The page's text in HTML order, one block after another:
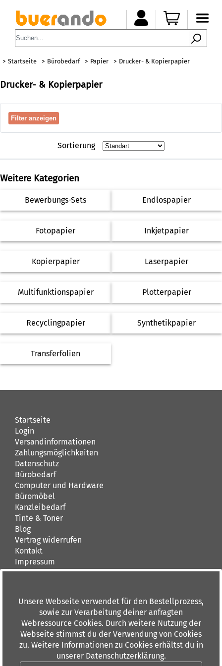
Startseite Bürobedarf Papier Drucker- & Kopierpapier
Drucker- & Kopierpapier
Filter anzeigen
Sortierung
Weitere Kategorien
Bewerbungs-Sets Endlospapier
Fotopapier Inkjetpapier
Kopierpapier Laserpapier
Multifunktionspapier Plotterpapier
Recyclingpapier Synthetikpapier
Transferfolien
Startseite
Login
Versandinformationen
Zahlungsmöglichkeiten
Datenschutz
Bürobedarf
Computer und Hardware
Büromöbel
Kanzleibedarf
Tinte & Toner
Blog
Vertrag widerrufen
Kontakt
Impressum
AGB
buerando.de
Dieburger Straße 36
60386 Frankfurt am Main
Tel: 069 84 00 6 0
Fax: 069 88 91 10
Unsere Webseite verwendet für den Bestellprozess,
sowie zur Verarbeitung deiner anfragten
Webressource Cookies. Durch weitere Nutzung der
Webseite stimmst du der Verwendung von Cookies
zu. Weitere Informationen zu Cookies erhältst du in
unserer Datenschutzerklärung.